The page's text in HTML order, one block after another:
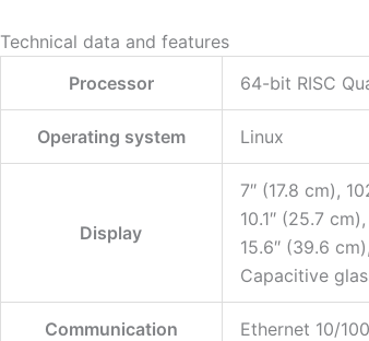
Technical data and features
Processor
64-bit RISC
Operating system Linux
Display
7″ (17.8 cm),
10.1″ (25.7
15.6″ (39.6
Capacitive
Communication Ethernet 10/